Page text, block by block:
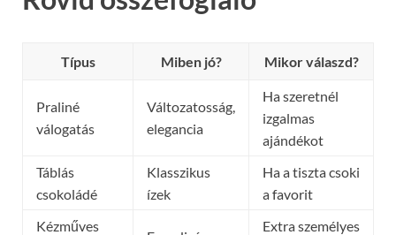
Típus Miben jó? Mikor válaszd?
Praliné
válogatás
Változatosság,
elegancia
Ha szeretnél
izgalmas
ajándékot
Táblás
csokoládé
Klasszikus
ízek
Ha a tiszta csoki
a favorit
Kézműves
Extra személyes